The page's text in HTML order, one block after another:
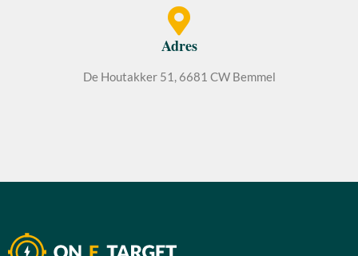
Adres
De Houtakker 51, 6681 CW Bemmel